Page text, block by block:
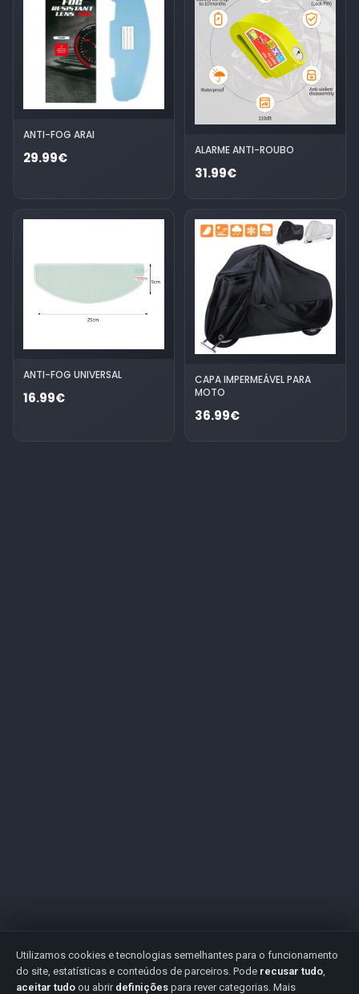
ANTI-FOG ARAI
29.99€ ALARME ANTI-ROUBO
31.99€
ANTI-FOG UNIVERSAL
16.99€
CAPA IMPERMEÁVEL PARA
MOTO
36.99€
Utilizamos cookies e tecnologias semelhantes para o funcionamento
do site, estatísticas e conteúdos de parceiros. Pode recusar tudo,
aceitar tudo ou abrir definições para rever categorias. Mais